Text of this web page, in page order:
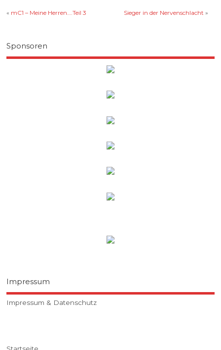
« mC1 – Meine Herren….Teil 3 Sieger in der Nervenschlacht »
Sponsoren
Impressum
Impressum & Datenschutz